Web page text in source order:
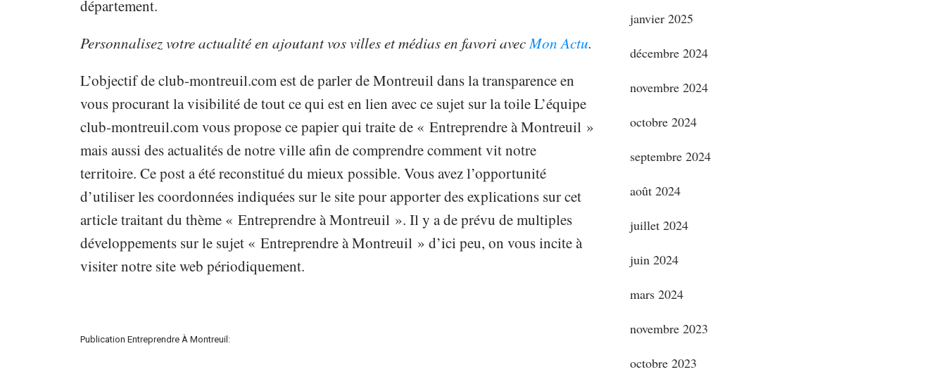
département.
Personnalisez votre actualité en ajoutant vos villes et médias en favori avecMon Actu.
L’objectif de club-montreuil.com est de parler de Montreuil dans la transparence en
vous procurant la visibilité de tout ce qui est en lien avec ce sujet sur la toile L’équipe
club-montreuil.com vous propose ce papier qui traite de « Entreprendre à Montreuil »
mais aussi des actualités de notre ville afin de comprendre comment vit notre
territoire. Ce post a été reconstitué du mieux possible. Vous avez l’opportunité
d’utiliser les coordonnées indiquées sur le site pour apporter des explications sur cet
article traitant du thème « Entreprendre à Montreuil ». Il y a de prévu de multiples
développements sur le sujet « Entreprendre à Montreuil » d’ici peu, on vous incite à
visiter notre site web périodiquement.
Publication Entreprendre À Montreuil:
janvier 2025
décembre 2024
novembre 2024
octobre 2024
septembre 2024
août 2024
juillet 2024
juin 2024
mars 2024
novembre 2023
octobre 2023